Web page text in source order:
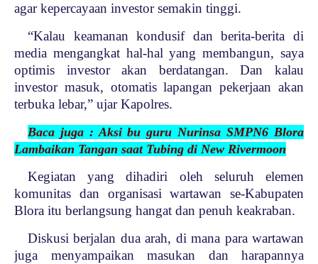
agar kepercayaan investor semakin tinggi.
“Kalau keamanan kondusif dan berita-berita di
media mengangkat hal-hal yang membangun, saya
optimis investor akan berdatangan. Dan kalau
investor masuk, otomatis lapangan pekerjaan akan
terbuka lebar,” ujar Kapolres.
Baca juga : Aksi bu guru Nurinsa SMPN6 Blora
Lambaikan Tangan saat Tubing di New Rivermoon
Kegiatan yang dihadiri oleh seluruh elemen
komunitas dan organisasi wartawan se-Kabupaten
Blora itu berlangsung hangat dan penuh keakraban.
Diskusi berjalan dua arah, di mana para wartawan
juga menyampaikan masukan dan harapannya